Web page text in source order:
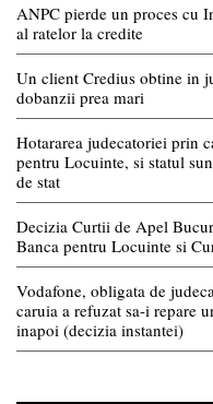
ANPC pierde un proces cu
al ratelor la credite
Un client Credius obtine in
dobanzii prea mari
Hotararea judecatoriei prin
pentru Locuinte, si statul
de stat
Decizia Curtii de Apel
Banca pentru Locuinte si
Vodafone, obligata de
caruia a refuzat sa-i repare
inapoi (decizia instantei)